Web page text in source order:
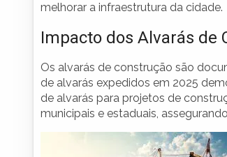
melhorar a infraestrutura da cidade.
Impacto dos Alvarás de
Os alvarás de construção são
de alvarás expedidos em 2025
de alvarás para projetos de
municipais e estaduais,